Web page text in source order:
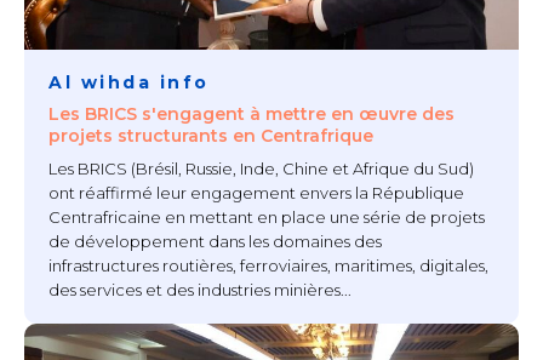
Al wihda info
Les BRICS s'engagent à mettre en œuvre des
projets structurants en Centrafrique
Les BRICS (Brésil, Russie, Inde, Chine et Afrique du Sud)
ont réaffirmé leur engagement envers la République
Centrafricaine en mettant en place une série de projets
de développement dans les domaines des
infrastructures routières, ferroviaires, maritimes, digitales,
des services et des industries minières...